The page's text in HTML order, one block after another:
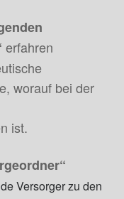
erfahren
worauf bei der
ist.
Versorger zu den